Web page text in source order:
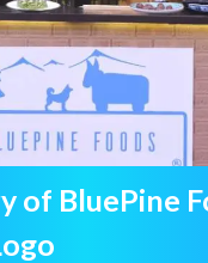
of BluePine